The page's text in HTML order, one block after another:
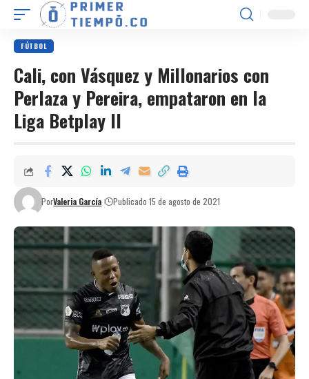
FÚTBOL
Cali, con Vásquez y Millonarios con
Perlaza y Pereira, empataron en la
Liga Betplay II
PorValeria García Publicado 15 de agosto de 2021